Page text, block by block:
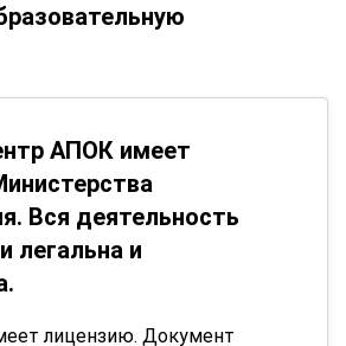
АПОК имеет
Вся деятельность
легальна и
лицензию. Документ